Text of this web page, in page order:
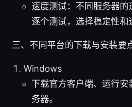
速度测试：不同服务器的
逐个测试，选择稳定性和
三、不同平台的下载与安装要
Windows
下载官方客户端、运行
务器。